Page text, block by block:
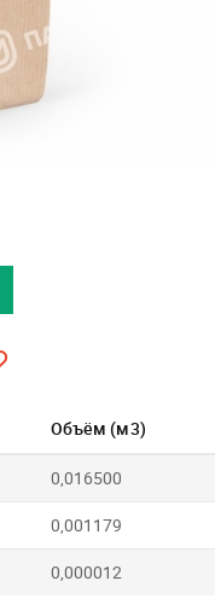
Объём (м3)
0,016500
0,001179
0,000012